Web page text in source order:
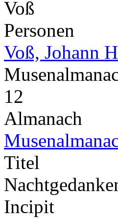
Voß
Personen
Voß, Johann
12
Almanach
Titel
Incipit